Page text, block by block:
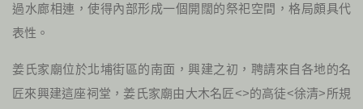
過水廊相連，使得內部形成一個開闊的祭祀空間，格局頗具代
表性。
姜氏家廟位於北埔街區的南面，興建之初，聘請來自各地的名
匠來興建這座祠堂，姜氏家廟由大木名匠<>的高徒<徐清>所規